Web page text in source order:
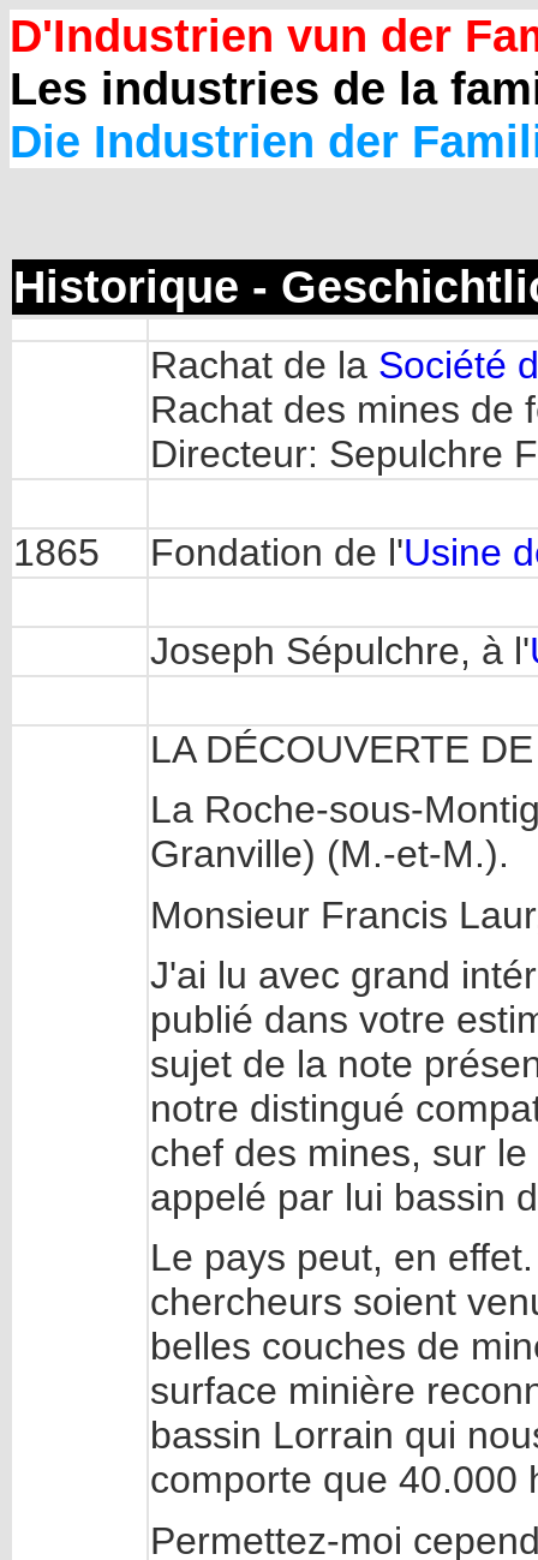
D'Industrien vun der
Les industries de la
Die Industrien der
Historique -
Rachat de la Société
Rachat des mines de
Directeur: Sepulchre
1865 Fondation de l'Usine
Joseph Sépulchre, à l'
LA DÉCOUVERTE
La Roche-sous-
Granville) (M.-et-M.).
Monsieur Francis
J'ai lu avec grand
publié dans votre
sujet de la note
notre distingué
chef des mines, sur
appelé par lui bassin
Le pays peut, en
chercheurs soient
belles couches de
surface minière
bassin Lorrain qui
comporte que 40.000
Permettez-moi